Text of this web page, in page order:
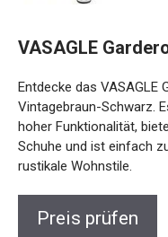
VASAGLE
Entdecke das VASAGLE
Vintagebraun-Schwarz.
hoher Funktionalität,
Schuhe und ist einfach
rustikale Wohnstile.
Preis prüfen